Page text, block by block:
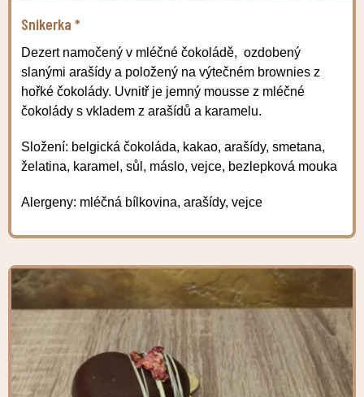
Snikerka *
Dezert namočený v mléčné čokoládě, ozdobený
slanými arašídy a položený na výtečném brownies z
hořké čokolády. Uvnitř je jemný mousse z mléčné
čokolády s vkladem z arašídů a karamelu.
Složení: belgická čokoláda, kakao, arašídy, smetana,
želatina, karamel, sůl, máslo, vejce, bezlepková mouka
Alergeny: mléčná bílkovina, arašídy, vejce